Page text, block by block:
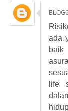
ada
baik
life